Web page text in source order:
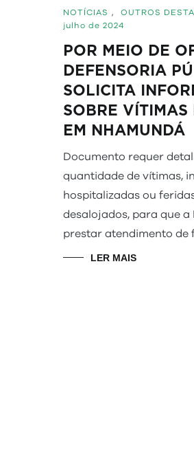
NOTÍCIAS , OUTROS
julho de 2024
POR MEIO DE
DEFENSORIA
SOLICITA
SOBRE VÍTIMAS
EM NHAMUNDÁ
Documento requer
quantidade de vítimas,
hospitalizadas ou
desalojados, para que a
prestar atendimento de
LER MAIS